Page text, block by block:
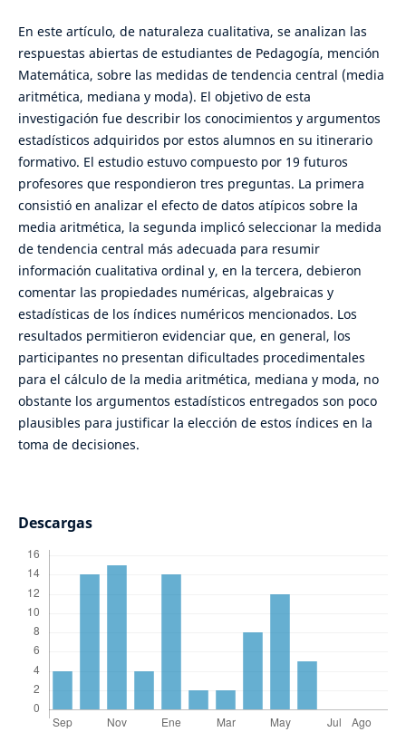
En este artículo, de naturaleza cualitativa, se analizan las
respuestas abiertas de estudiantes de Pedagogía, mención
Matemática, sobre las medidas de tendencia central (media
aritmética, mediana y moda). El objetivo de esta
investigación fue describir los conocimientos y argumentos
estadísticos adquiridos por estos alumnos en su itinerario
formativo. El estudio estuvo compuesto por 19 futuros
profesores que respondieron tres preguntas. La primera
consistió en analizar el efecto de datos atípicos sobre la
media aritmética, la segunda implicó seleccionar la medida
de tendencia central más adecuada para resumir
información cualitativa ordinal y, en la tercera, debieron
comentar las propiedades numéricas, algebraicas y
estadísticas de los índices numéricos mencionados. Los
resultados permitieron evidenciar que, en general, los
participantes no presentan dificultades procedimentales
para el cálculo de la media aritmética, mediana y moda, no
obstante los argumentos estadísticos entregados son poco
plausibles para justificar la elección de estos índices en la
toma de decisiones.
Descargas